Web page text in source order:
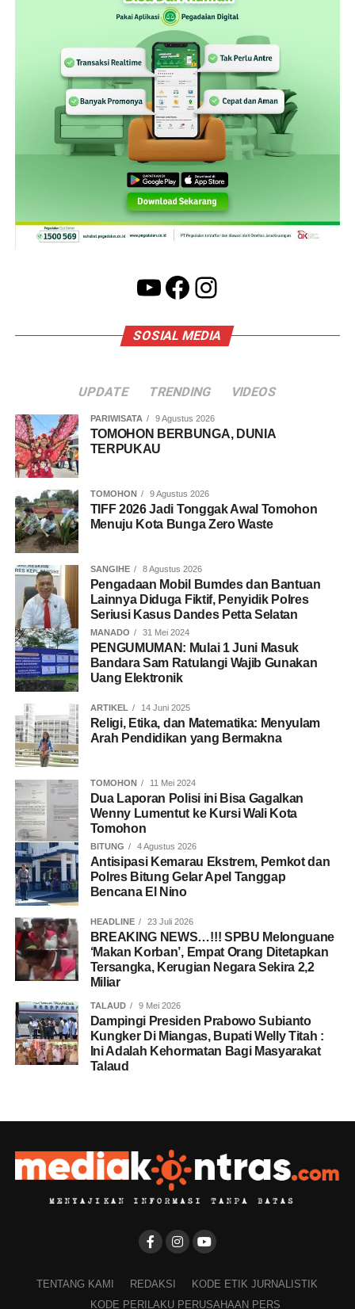
YouTube
Facebook
Instagram
SOSIAL MEDIA
UPDATE TRENDING VIDEOS
PARIWISATA 9 Agustus 2026
TOMOHON BERBUNGA, DUNIA
TERPUKAU
TOMOHON 9 Agustus 2026
TIFF 2026 Jadi Tonggak Awal Tomohon
Menuju Kota Bunga Zero Waste
SANGIHE 8 Agustus 2026
Pengadaan Mobil Bumdes dan Bantuan
Lainnya Diduga Fiktif, Penyidik Polres
Seriusi Kasus Dandes Petta Selatan
MANADO 31 Mei 2024
PENGUMUMAN: Mulai 1 Juni Masuk
Bandara Sam Ratulangi Wajib Gunakan
Uang Elektronik
ARTIKEL 14 Juni 2025
Religi, Etika, dan Matematika: Menyulam
Arah Pendidikan yang Bermakna
TOMOHON 11 Mei 2024
Dua Laporan Polisi ini Bisa Gagalkan
Wenny Lumentut ke Kursi Wali Kota
Tomohon
BITUNG 4 Agustus 2026
Antisipasi Kemarau Ekstrem, Pemkot dan
Polres Bitung Gelar Apel Tanggap
Bencana El Nino
HEADLINE 23 Juli 2026
BREAKING NEWS…!!! SPBU Melonguane
‘Makan Korban’, Empat Orang Ditetapkan
Tersangka, Kerugian Negara Sekira 2,2
Miliar
TALAUD 9 Mei 2026
Dampingi Presiden Prabowo Subianto
Kungker Di Miangas, Bupati Welly Titah :
Ini Adalah Kehormatan Bagi Masyarakat
Talaud
TENTANG KAMI REDAKSI
KODE ETIK JURNALISTIK
KODE PERILAKU PERUSAHAAN PERS